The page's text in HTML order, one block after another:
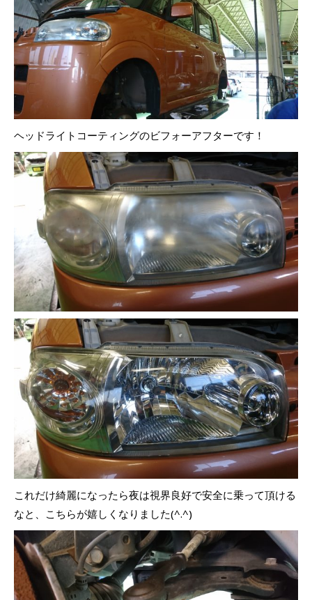
ヘッドライトコーティングのビフォーアフターです！
これだけ綺麗になったら夜は視界良好で安全に乗って頂ける
なと、こちらが嬉しくなりました(^.^)